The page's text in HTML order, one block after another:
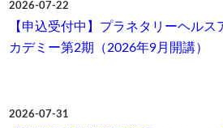
2026-07-22
【申込受付中】プラネタリーヘルス
カデミー第2期（2026年9月開講）
2026-07-31